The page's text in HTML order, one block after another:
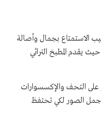
بجمال وأصالة
يقدم المطبخ التراثي
والإكسسوارات
الصور لكي تحتفظ